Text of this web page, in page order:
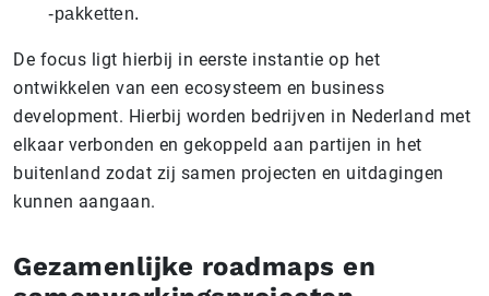
-pakketten.
De focus ligt hierbij in eerste instantie op het
ontwikkelen van een ecosysteem en business
development. Hierbij worden bedrijven in Nederland met
elkaar verbonden en gekoppeld aan partijen in het
buitenland zodat zij samen projecten en uitdagingen
kunnen aangaan.
Gezamenlijke roadmaps en